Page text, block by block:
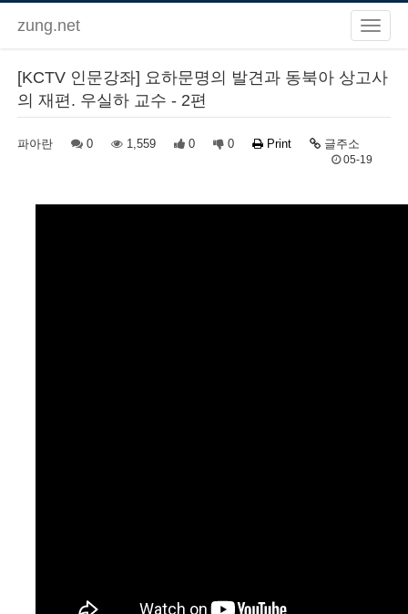
zung.net
[KCTV 인문강좌] 요하문명의 발견과 동북아 상고사
의 재편. 우실하 교수 - 2편
파아란 0 1,559 0 0 Print 글주소
05-19